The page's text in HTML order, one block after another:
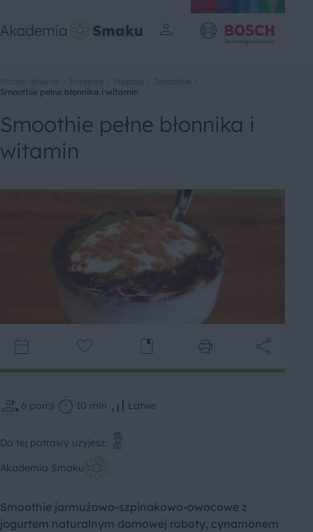
Smoothie pełne błonnika i witamin
Smoothie pełne błonnika i
witamin
6 porcji 10 min Łatwe
Do tej potrawy użyjesz:
Akademia Smaku
Smoothie jarmużowo-szpinakowo-owocowe z
jogurtem naturalnym domowej roboty, cynamonem